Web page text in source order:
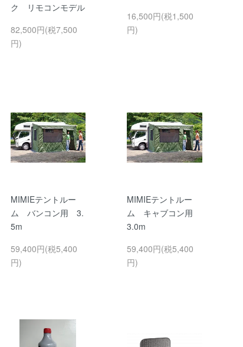
ク リモコンモデル
82,500円(税7,500
円)
16,500円(税1,500
円)
MIMIEテントルー
ム バンコン用 3.
5m
59,400円(税5,400
円)
MIMIEテントルー
ム キャブコン用
3.0m
59,400円(税5,400
円)